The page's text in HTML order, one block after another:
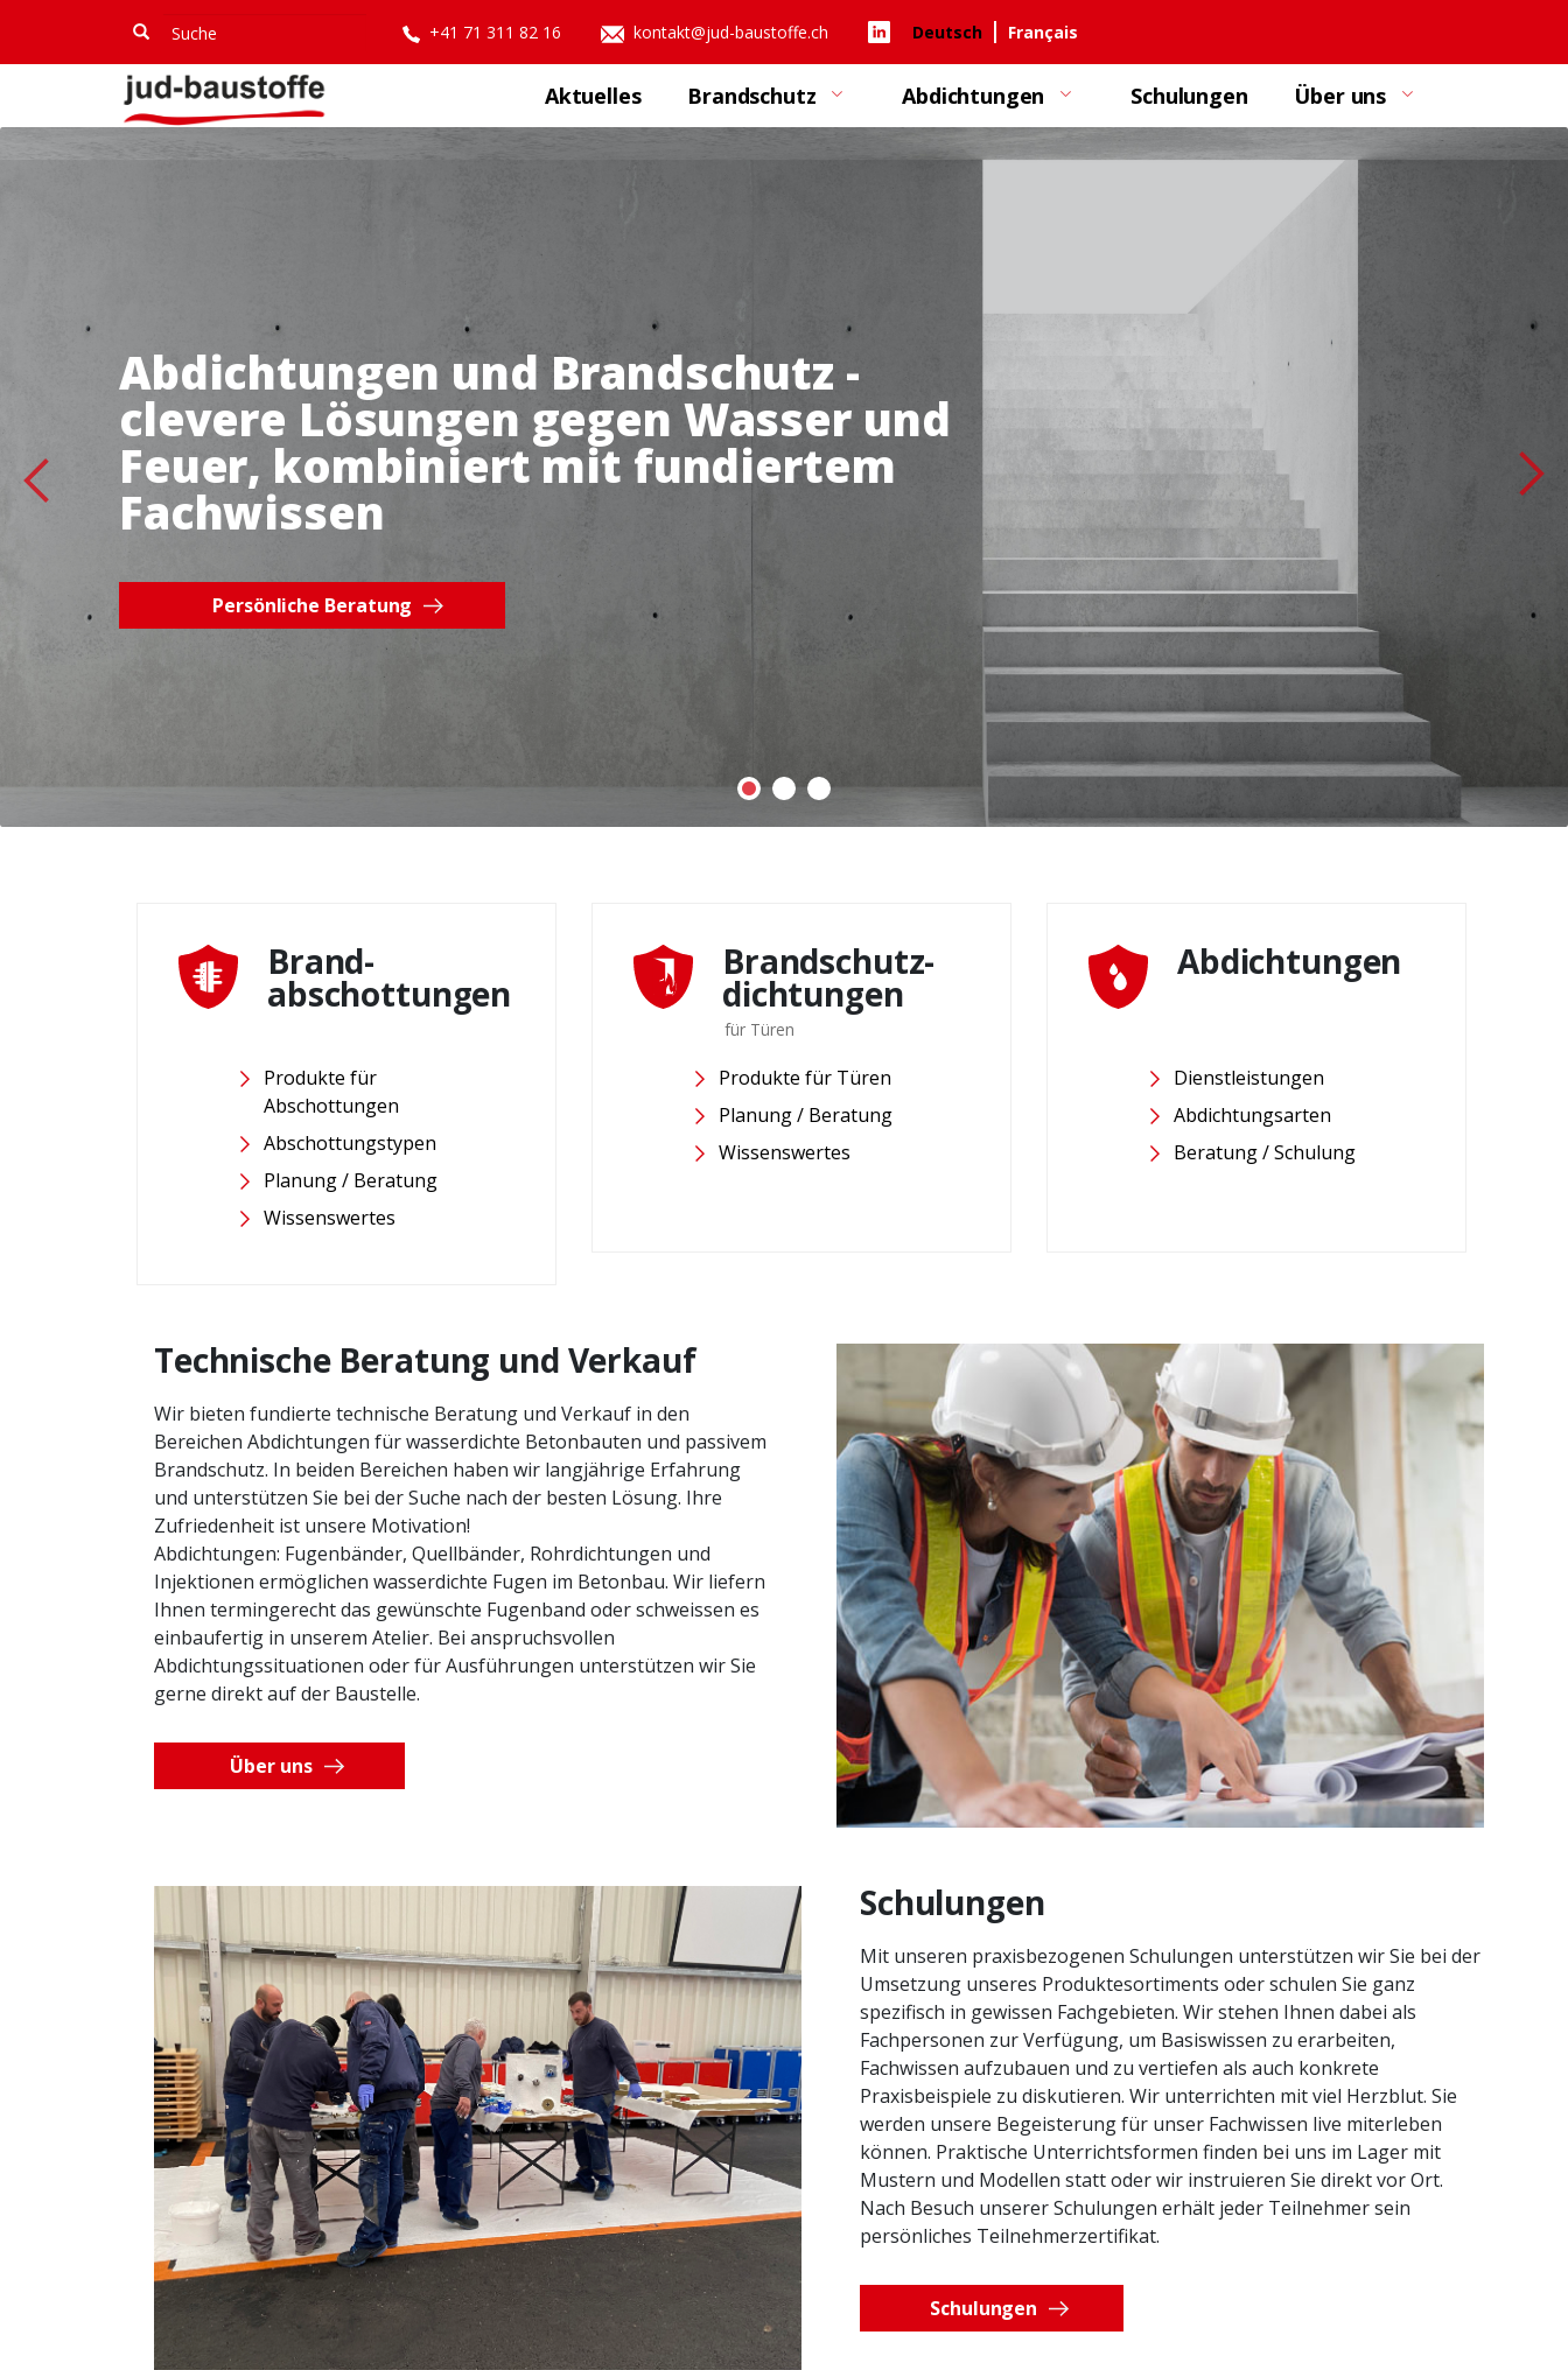
Inhalt
Suche
Suche +41 71 311 82 16 kontakt@jud-baustoffe.ch Deutsch Français
Aktuelles Brandschutz Abdichtungen Schulungen Über uns
Abdichtungen und Brandschutz -
clevere Lösungen gegen Wasser und
Feuer, kombiniert mit fundiertem
Fachwissen
Persönliche Beratung
Brand-
abschottungen
Produkte für
Abschottungen
Abschottungstypen
Planung / Beratung
Wissenswertes
Brandschutz-
dichtungen
für Türen
Produkte für Türen
Planung / Beratung
Wissenswertes
Abdichtungen
Dienstleistungen
Abdichtungsarten
Beratung / Schulung
Technische Beratung und Verkauf
Wir bieten fundierte technische Beratung und Verkauf in den
Bereichen Abdichtungen für wasserdichte Betonbauten und passivem
Brandschutz. In beiden Bereichen haben wir langjährige Erfahrung
und unterstützen Sie bei der Suche nach der besten Lösung. Ihre
Zufriedenheit ist unsere Motivation!
Abdichtungen: Fugenbänder, Quellbänder, Rohrdichtungen und
Injektionen ermöglichen wasserdichte Fugen im Betonbau. Wir liefern
Ihnen termingerecht das gewünschte Fugenband oder schweissen es
einbaufertig in unserem Atelier. Bei anspruchsvollen
Abdichtungssituationen oder für Ausführungen unterstützen wir Sie
gerne direkt auf der Baustelle.
Über uns
Schulungen
Mit unseren praxisbezogenen Schulungen unterstützen wir Sie bei der
Umsetzung unseres Produktesortiments oder schulen Sie ganz
spezifisch in gewissen Fachgebieten. Wir stehen Ihnen dabei als
Fachpersonen zur Verfügung, um Basiswissen zu erarbeiten,
Fachwissen aufzubauen und zu vertiefen als auch konkrete
Praxisbeispiele zu diskutieren. Wir unterrichten mit viel Herzblut. Sie
werden unsere Begeisterung für unser Fachwissen live miterleben
können. Praktische Unterrichtsformen finden bei uns im Lager mit
Mustern und Modellen statt oder wir instruieren Sie direkt vor Ort.
Nach Besuch unserer Schulungen erhält jeder Teilnehmer sein
persönliches Teilnehmerzertifikat.
Schulungen